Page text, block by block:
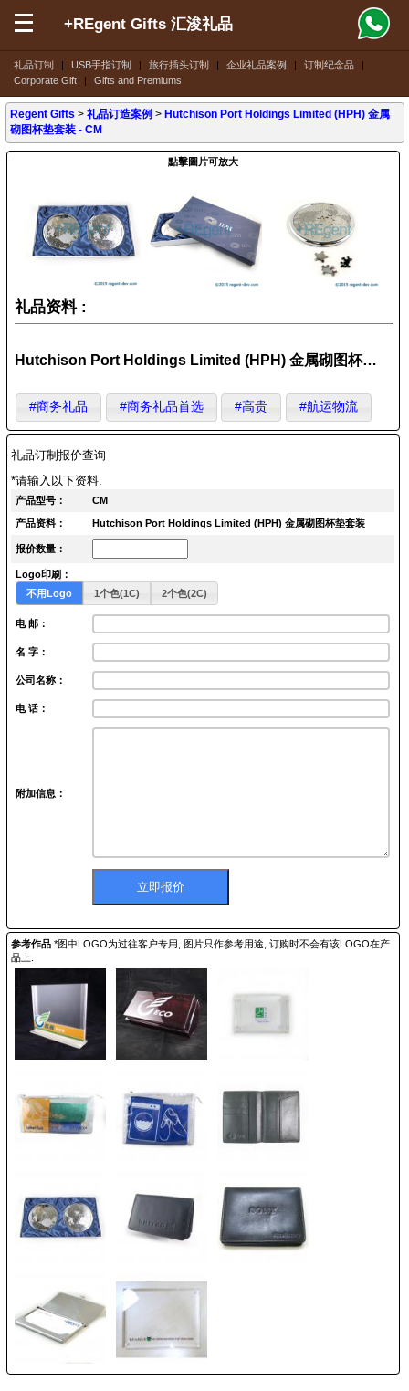
礼品订制 | USB手指订制 | 旅行插头订制 | 企业礼品案例 | 订制纪念品
|
Corporate Gift
| Gifts and Premiums
+REgent Gifts 汇浚礼品
Regent Gifts >礼品订造案例 > Hutchison Port Holdings Limited (HPH) 金属
砌图杯垫套装 - CM
點擊圖片可放大
礼品资料 :
Hutchison Port Holdings Limited (HPH) 金属砌图杯垫套装
#商务礼品 #商务礼品首选 #高贵 #航运物流
礼品订制报价查询
*请输入以下资料.
产品型号： CM
产品资料： Hutchison Port Holdings Limited (HPH) 金属砌图杯垫套装
报价数量：
Logo印刷：
不用Logo
1个色(1C) 2个色(2C)
电 邮：
名 字：
公司名称：
电 话：
附加信息：
参考作品 *图中LOGO为过往客户专用, 图片只作参考用途, 订购时不会有该LOGO在产
品上.